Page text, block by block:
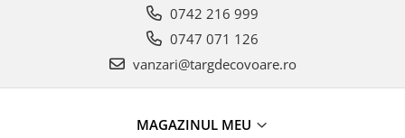
0742 216 999
0747 071 126
vanzari@targdecovoare.ro
MAGAZINUL MEU